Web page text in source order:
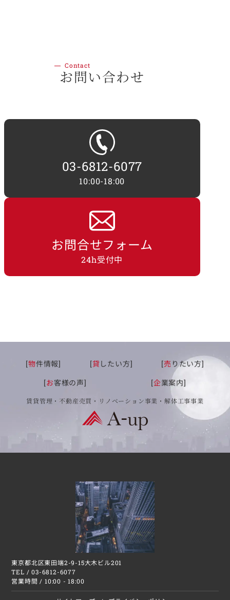
Contact
お問い合わせ
03-6812-6077
10:00-18:00
お問合せフォーム
24h受付中
[物件情報] [貸 したい方] [売 りたい方]
[お客様の声] [企業案内]
賃貸管理・不動産売買・リノベーション事業・解体工事事業
東京都北区東田端2-9-15大木ビル201
TEL /03-6812-6077
営業時間 / 10:00 - 18:00